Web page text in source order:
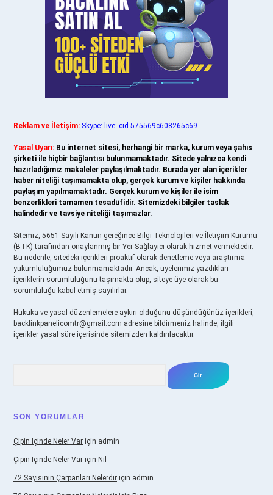
Reklam ve İletişim: Skype: live:.cid.575569c608265c69
Yasal Uyarı: Bu internet sitesi, herhangi bir marka, kurum veya şahıs
şirketi ile hiçbir bağlantısı bulunmamaktadır. Sitede yalnızca kendi
hazırladığımız makaleler paylaşılmaktadır. Burada yer alan içerikler
haber niteliği taşımamakta olup, gerçek kurum ve kişiler hakkında
paylaşım yapılmamaktadır. Gerçek kurum ve kişiler ile isim
benzerlikleri tamamen tesadüfidir. Sitemizdeki bilgiler taslak
halindedir ve tavsiye niteliği taşımazlar.
Sitemiz, 5651 Sayılı Kanun gereğince Bilgi Teknolojileri ve İletişim Kurumu
(BTK) tarafından onaylanmış bir Yer Sağlayıcı olarak hizmet vermektedir.
Bu nedenle, sitedeki içerikleri proaktif olarak denetleme veya araştırma
yükümlülüğümüz bulunmamaktadır. Ancak, üyelerimiz yazdıkları
içeriklerin sorumluluğunu taşımakta olup, siteye üye olarak bu
sorumluluğu kabul etmiş sayılırlar.
Hukuka ve yasal düzenlemelere aykırı olduğunu düşündüğünüz içerikleri,
backlinkpanelicomtr@gmail.com adresine bildirmeniz halinde, ilgili
içerikler yasal süre içerisinde sitemizden kaldırılacaktır.
SON YORUMLAR
Çipin Içinde Neler Var için admin
Çipin Içinde Neler Var için Nil
72 Sayısının Çarpanları Nelerdir için admin